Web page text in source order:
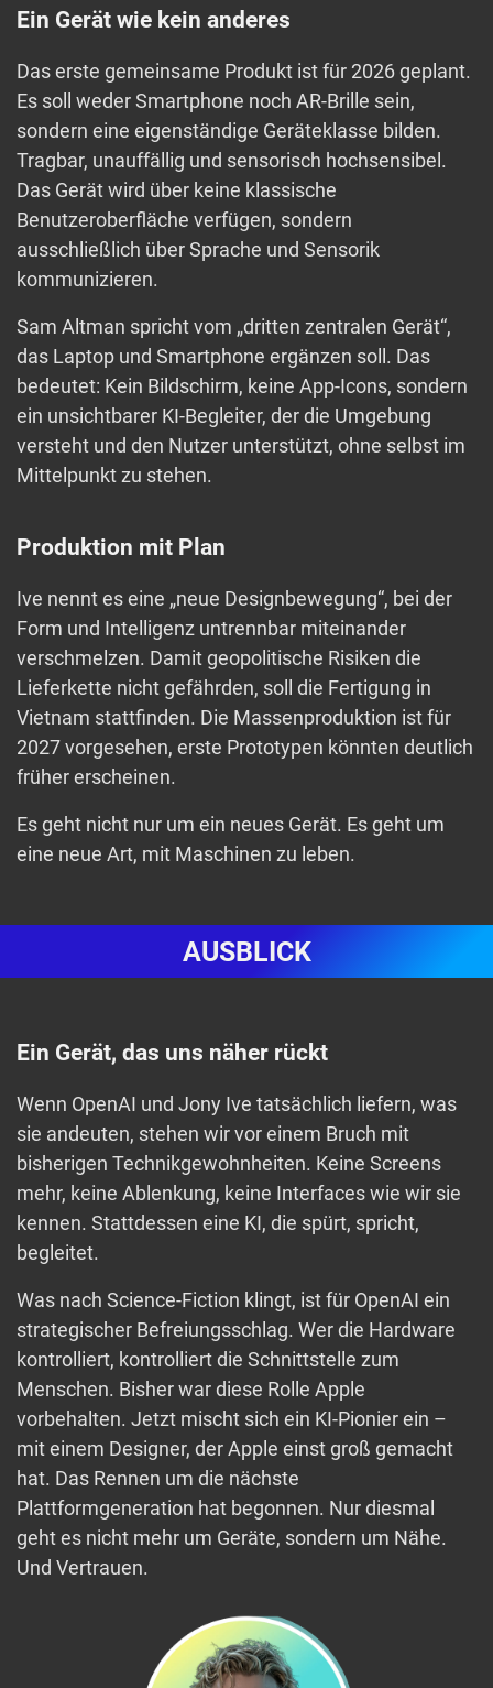
Ein Gerät wie kein anderes
Das erste gemeinsame Produkt ist für 2026 geplant.
Es soll weder Smartphone noch AR-Brille sein,
sondern eine eigenständige Geräteklasse bilden.
Tragbar, unauffällig und sensorisch hochsensibel.
Das Gerät wird über keine klassische
Benutzeroberfläche verfügen, sondern
ausschließlich über Sprache und Sensorik
kommunizieren.
Sam Altman spricht vom „dritten zentralen Gerät“,
das Laptop und Smartphone ergänzen soll. Das
bedeutet: Kein Bildschirm, keine App-Icons, sondern
ein unsichtbarer KI-Begleiter, der die Umgebung
versteht und den Nutzer unterstützt, ohne selbst im
Mittelpunkt zu stehen.
Produktion mit Plan
Ive nennt es eine „neue Designbewegung“, bei der
Form und Intelligenz untrennbar miteinander
verschmelzen. Damit geopolitische Risiken die
Lieferkette nicht gefährden, soll die Fertigung in
Vietnam stattfinden. Die Massenproduktion ist für
2027 vorgesehen, erste Prototypen könnten deutlich
früher erscheinen.
Es geht nicht nur um ein neues Gerät. Es geht um
eine neue Art, mit Maschinen zu leben.
AUSBLICK
Ein Gerät, das uns näher rückt
Wenn OpenAI und Jony Ive tatsächlich liefern, was
sie andeuten, stehen wir vor einem Bruch mit
bisherigen Technikgewohnheiten. Keine Screens
mehr, keine Ablenkung, keine Interfaces wie wir sie
kennen. Stattdessen eine KI, die spürt, spricht,
begleitet.
Was nach Science-Fiction klingt, ist für OpenAI ein
strategischer Befreiungsschlag. Wer die Hardware
kontrolliert, kontrolliert die Schnittstelle zum
Menschen. Bisher war diese Rolle Apple
vorbehalten. Jetzt mischt sich ein KI-Pionier ein –
mit einem Designer, der Apple einst groß gemacht
hat. Das Rennen um die nächste
Plattformgeneration hat begonnen. Nur diesmal
geht es nicht mehr um Geräte, sondern um Nähe.
Und Vertrauen.